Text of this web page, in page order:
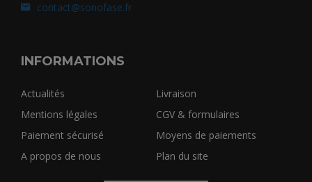
contact@sonofase.fr
INFORMATIONS
Actualités
Livraison
Mentions légales
CGV & formulaires
Paiement sécurisé
Moyens de paiements
A propos de nous
Plan du site